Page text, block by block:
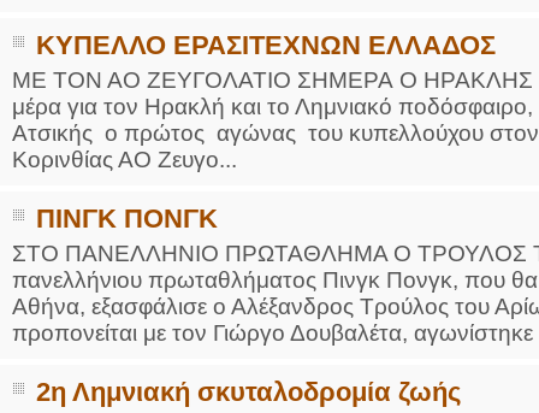
ΚΥΠΕΛΛΟ ΕΡΑΣΙΤΕΧΝΩΝ ΕΛΛΑΔΟΣ
ΜΕ ΤΟΝ ΑΟ ΖΕΥΓΟΛΑΤΙΟ ΣΗΜΕΡΑ Ο ΗΡΑΚΛΗΣ
μέρα για τον Ηρακλή και το Λημνιακό
Ατσικής ο πρώτος αγώνας του κυπελλούχου
Κορινθίας ΑΟ Ζευγο...
ΠΙΝΓΚ ΠΟΝΓΚ
ΣΤΟ ΠΑΝΕΛΛΗΝΙΟ ΠΡΩΤΑΘΛΗΜΑ Ο ΤΡΟΥΛΟΣ Την
πανελλήνιου πρωταθλήματος Πινγκ Πονγκ, που θα
Αθήνα, εξασφάλισε ο Αλέξανδρος Τρούλος του
προπονείται με τον Γιώργο Δουβαλέτα,
2η Λημνιακή σκυταλοδρομία ζωής